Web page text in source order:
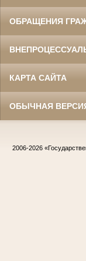
ОБРАЩЕНИЯ
КАРТА САЙТА
ОБЫЧНАЯ
2006-2026